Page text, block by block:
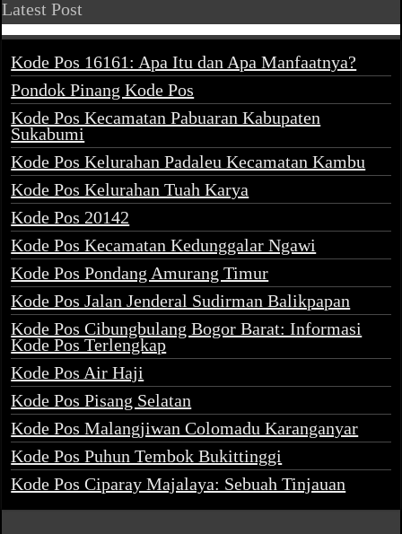
Latest Post
Kode Pos 16161: Apa Itu dan Apa Manfaatnya?
Pondok Pinang Kode Pos
Kode Pos Kecamatan Pabuaran Kabupaten
Sukabumi
Kode Pos Kelurahan Padaleu Kecamatan Kambu
Kode Pos Kelurahan Tuah Karya
Kode Pos 20142
Kode Pos Kecamatan Kedunggalar Ngawi
Kode Pos Pondang Amurang Timur
Kode Pos Jalan Jenderal Sudirman Balikpapan
Kode Pos Cibungbulang Bogor Barat: Informasi
Kode Pos Terlengkap
Kode Pos Air Haji
Kode Pos Pisang Selatan
Kode Pos Malangjiwan Colomadu Karanganyar
Kode Pos Puhun Tembok Bukittinggi
Kode Pos Ciparay Majalaya: Sebuah Tinjauan